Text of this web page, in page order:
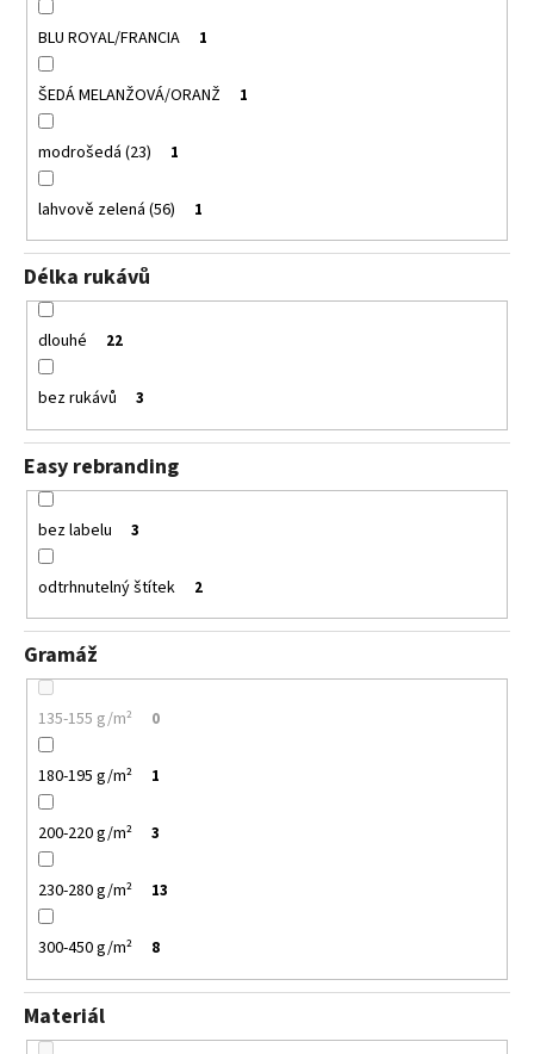
BLU ROYAL/FRANCIA 1
ŠEDÁ MELANŽOVÁ/ORANŽ 1
modrošedá (23) 1
lahvově zelená (56) 1
Délka rukávů
dlouhé 22
bez rukávů 3
Easy rebranding
bez labelu 3
odtrhnutelný štítek 2
Gramáž
135-155 g/m² 0
180-195 g/m² 1
200-220 g/m² 3
230-280 g/m² 13
300-450 g/m² 8
Materiál